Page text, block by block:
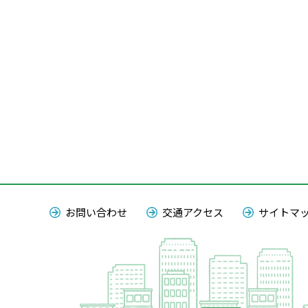
お問い合わせ 交通アクセス サイトマ